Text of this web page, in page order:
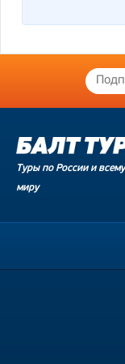
Туры по России и всему
миру